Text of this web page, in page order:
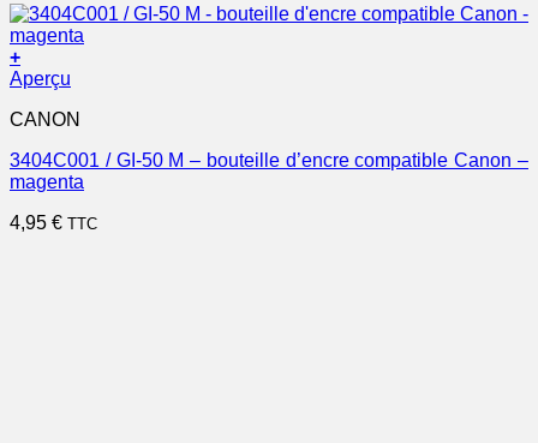
+
Aperçu
CANON
3404C001 / GI-50 M – bouteille d’encre compatible Canon –
magenta
4,95 € TTC